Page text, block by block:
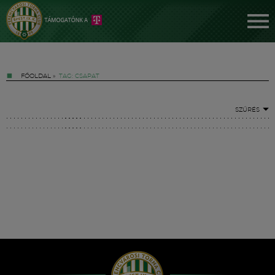
FŐOLDAL » TAG: CSAPAT
SZŰRÉS
Hírek